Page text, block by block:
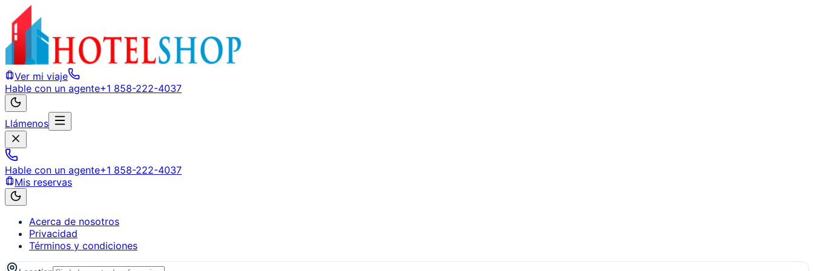
Ver mi viaje
Hable con un agente+1 858-222-4037
Llámenos
Hable con un agente+1 858-222-4037
Mis reservas
Acerca de nosotros
Privacidad
Términos y condiciones